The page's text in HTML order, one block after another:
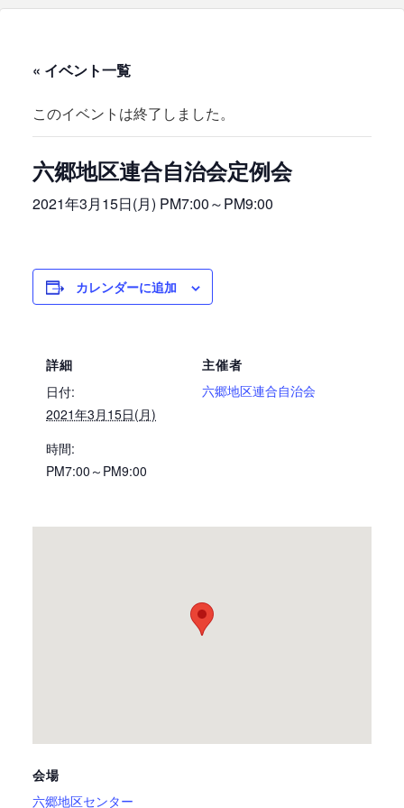
« イベント一覧
このイベントは終了しました。
六郷地区連合自治会定例会
2021年3月15日(月) PM7:00～PM9:00
カレンダーに追加
詳細
日付:
2021年3月15日(月)
時間:
PM7:00～PM9:00
主催者
六郷地区連合自治会
会場
六郷地区センター